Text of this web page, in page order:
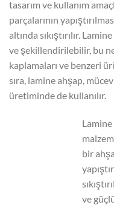
tasarım ve kullanım
parçalarının
altında sıkıştırılır.
ve şekillendirilebilir, bu
kaplamaları ve benzeri
sıra, lamine ahşap,
üretiminde de kullanılır.
bir
ve